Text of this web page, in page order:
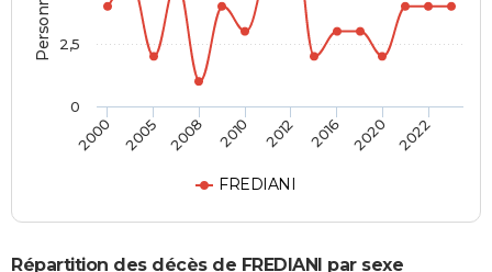
FREDIANI
2000 2005 2008 2010 2012 2016 2020 2022
0
2,5
Répartition des décès de FREDIANI par sexe